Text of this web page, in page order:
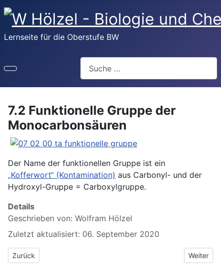
Lernseite für die Oberstufe BW
7.2 Funktionelle Gruppe der
Monocarbonsäuren
Der Name der funktionellen Gruppe ist ein
„Kofferwort“ (Kontamination) aus Carbonyl- und der
Hydroxyl-Gruppe = Carboxylgruppe.
Details
Geschrieben von: Wolfram Hölzel
Zuletzt aktualisiert: 06. September 2020
Vorheriger Beitrag: 7.1 Essigsäure – Ethansäure
Zurück Nächster
Weiter